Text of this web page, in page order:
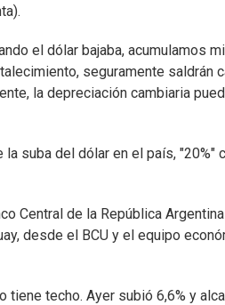
el dólar bajaba, acumulamos
seguramente saldrán
la depreciación cambiaria
suba del dólar en el país,
Central de la República
desde el BCU y el equipo
tiene techo. Ayer subió 6,6% y